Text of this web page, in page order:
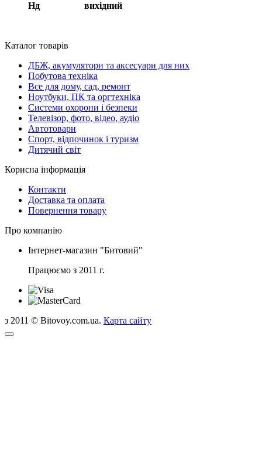
Нд вихідний
Каталог товарів
ДБЖ, акумулятори та аксесуари для них
Побутова техніка
Все для дому, сад, ремонт
Ноутбуки, ПК та оргтехніка
Системи охорони і безпеки
Телевізор, фото, відео, аудіо
Автотовари
Спорт, відпочинок і туризм
Дитячий світ
Корисна інформація
Контакти
Доставка та оплата
Повернення товару
Про компанію
Інтернет-магазин "Битовий"
Працюємо з 2011 г.
з 2011 © Bitovoy.com.ua. Карта сайту